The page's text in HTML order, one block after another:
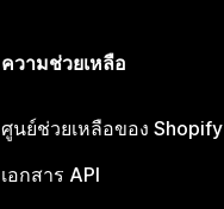
ความช่วยเหลือ
ศูนย์ช่วยเหลือของ Shopify
เอกสาร API